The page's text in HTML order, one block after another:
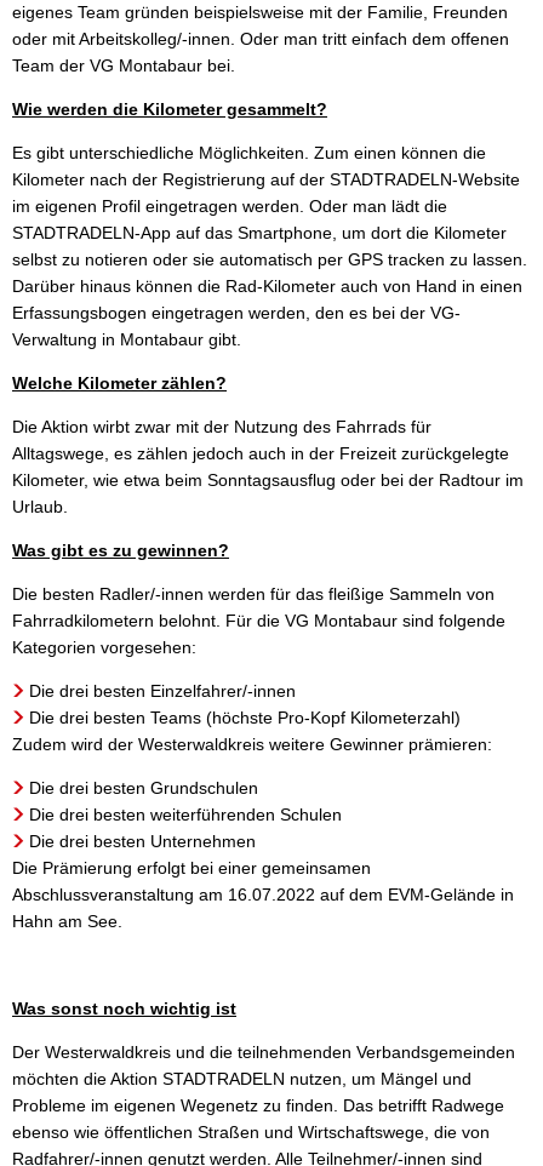
eigenes Team gründen beispielsweise mit der Familie, Freunden
oder mit Arbeitskolleg/-innen. Oder man tritt einfach dem offenen
Team der VG Montabaur bei.
Wie werden die Kilometer gesammelt?
Es gibt unterschiedliche Möglichkeiten. Zum einen können die
Kilometer nach der Registrierung auf der STADTRADELN-Website
im eigenen Profil eingetragen werden. Oder man lädt die
STADTRADELN-App auf das Smartphone, um dort die Kilometer
selbst zu notieren oder sie automatisch per GPS tracken zu lassen.
Darüber hinaus können die Rad-Kilometer auch von Hand in einen
Erfassungsbogen eingetragen werden, den es bei der VG-
Verwaltung in Montabaur gibt.
Welche Kilometer zählen?
Die Aktion wirbt zwar mit der Nutzung des Fahrrads für
Alltagswege, es zählen jedoch auch in der Freizeit zurückgelegte
Kilometer, wie etwa beim Sonntagsausflug oder bei der Radtour im
Urlaub.
Was gibt es zu gewinnen?
Die besten Radler/-innen werden für das fleißige Sammeln von
Fahrradkilometern belohnt. Für die VG Montabaur sind folgende
Kategorien vorgesehen:
Die drei besten Einzelfahrer/-innen
Die drei besten Teams (höchste Pro-Kopf Kilometerzahl)
Zudem wird der Westerwaldkreis weitere Gewinner prämieren:
Die drei besten Grundschulen
Die drei besten weiterführenden Schulen
Die drei besten Unternehmen
Die Prämierung erfolgt bei einer gemeinsamen
Abschlussveranstaltung am 16.07.2022 auf dem EVM-Gelände in
Hahn am See.
Was sonst noch wichtig ist
Der Westerwaldkreis und die teilnehmenden Verbandsgemeinden
möchten die Aktion STADTRADELN nutzen, um Mängel und
Probleme im eigenen Wegenetz zu finden. Das betrifft Radwege
ebenso wie öffentlichen Straßen und Wirtschaftswege, die von
Radfahrer/-innen genutzt werden. Alle Teilnehmer/-innen sind